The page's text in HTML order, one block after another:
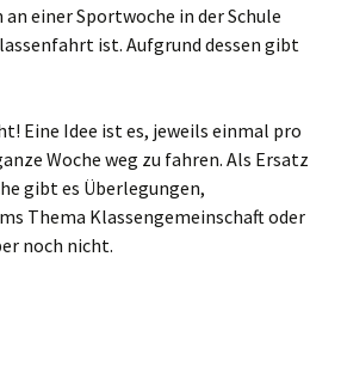
einer Sportwoche in der Schule
ist. Aufgrund dessen gibt
Eine Idee ist es, jeweils einmal pro
Woche weg zu fahren. Als Ersatz
gibt es Überlegungen,
Thema Klassengemeinschaft oder
noch nicht.